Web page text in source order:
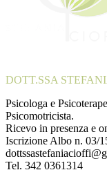
DOTT.SSA
Psicologa e
Psicomotricista.
Ricevo in presenza e
Iscrizione Albo n. 03/
Tel. 342 0361314